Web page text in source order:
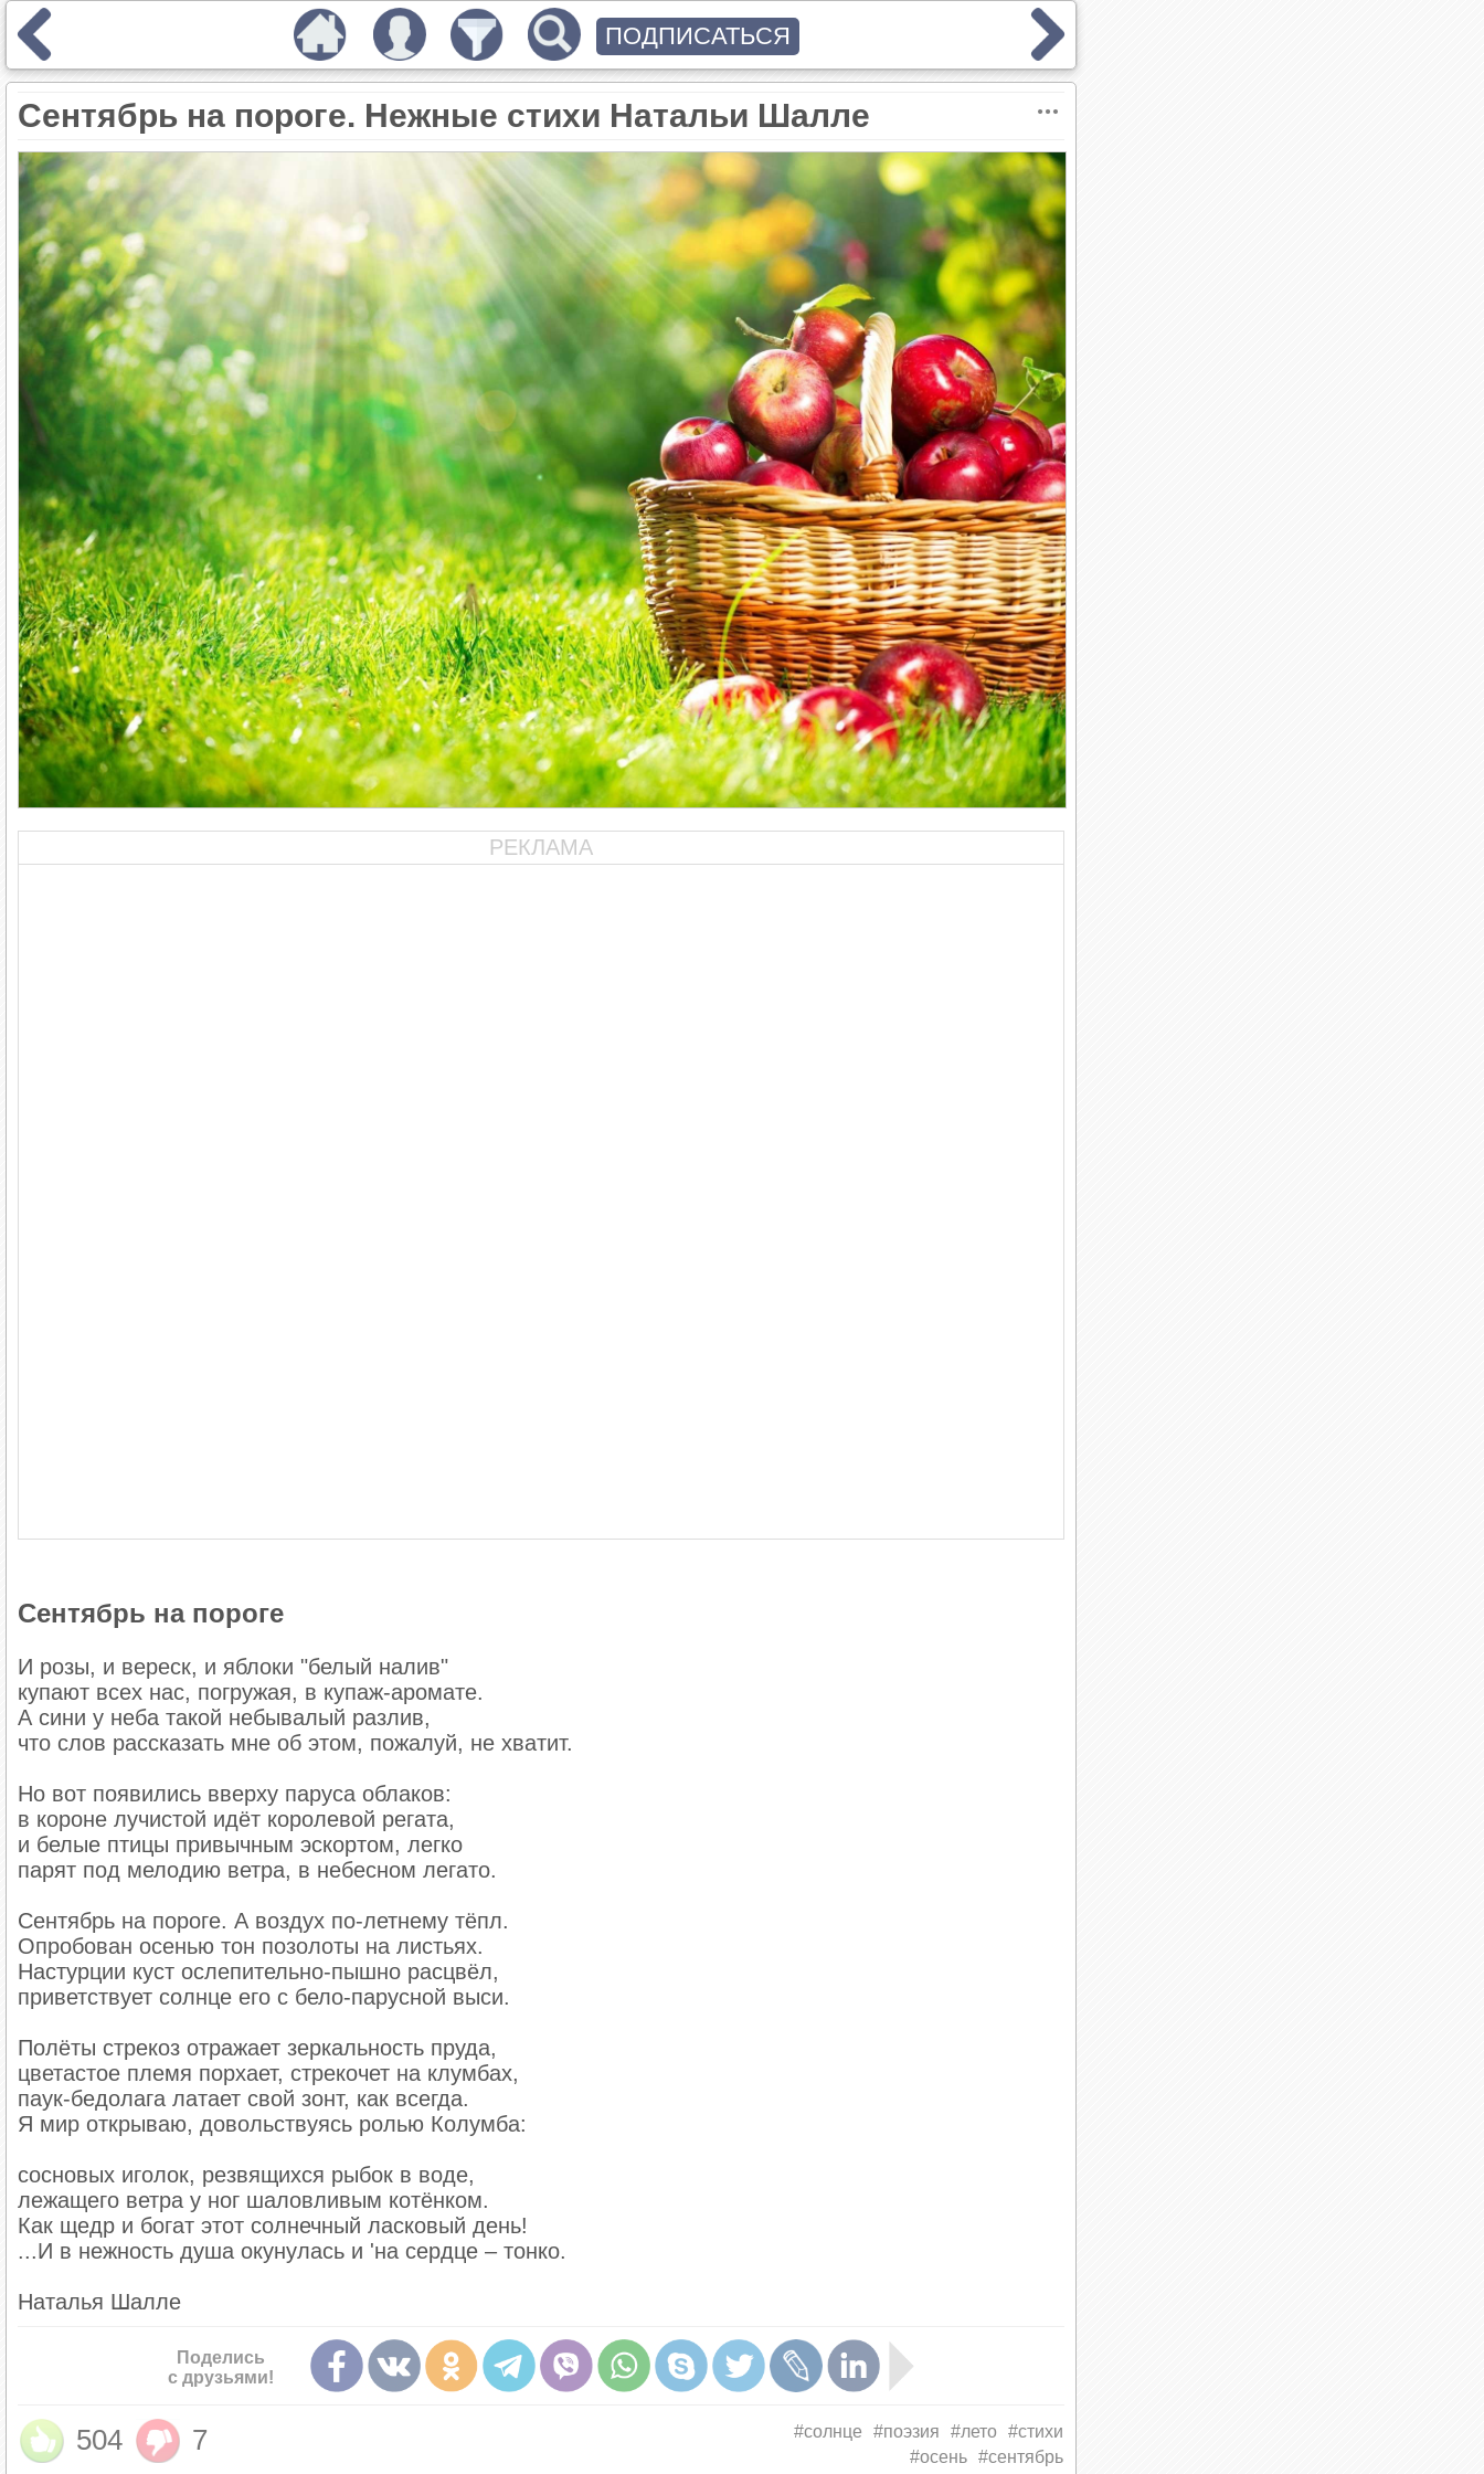
Сентябрь на пороге. Нежные стихи Натальи Шалле
РЕКЛАМА
Сентябрь на пороге
И розы, и вереск, и яблоки "белый налив"
купают всех нас, погружая, в купаж-аромате.
А сини у неба такой небывалый разлив,
что слов рассказать мне об этом, пожалуй, не хватит.
Но вот появились вверху паруса облаков:
в короне лучистой идёт королевой регата,
и белые птицы привычным эскортом, легко
парят под мелодию ветра, в небесном легато.
Сентябрь на пороге. А воздух по-летнему тёпл.
Опробован осенью тон позолоты на листьях.
Настурции куст ослепительно-пышно расцвёл,
приветствует солнце его с бело-парусной выси.
Полёты стрекоз отражает зеркальность пруда,
цветастое племя порхает, стрекочет на клумбах,
паук-бедолага латает свой зонт, как всегда.
Я мир открываю, довольствуясь ролью Колумба:
сосновых иголок, резвящихся рыбок в воде,
лежащего ветра у ног шаловливым котёнком.
Как щедр и богат этот солнечный ласковый день!
...И в нежность душа окунулась и 'на сердце – тонко.
Наталья Шалле
Поделись
с друзьями!
504 7 #солнце #поэзия #лето
#стихи
#осень
#сентябрь
ПОДПИСАТЬСЯ